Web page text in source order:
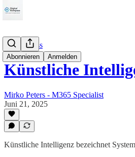
Abonnieren Anmelden
KIKompass
Künstliche
Mirko Peters - M365 Specialist
Juni 21, 2025
Künstliche Intelligenz bezeichnet